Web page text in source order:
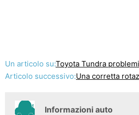
Un articolo su:Toyota Tundra
Articolo successivo:Una corretta
Informazioni auto